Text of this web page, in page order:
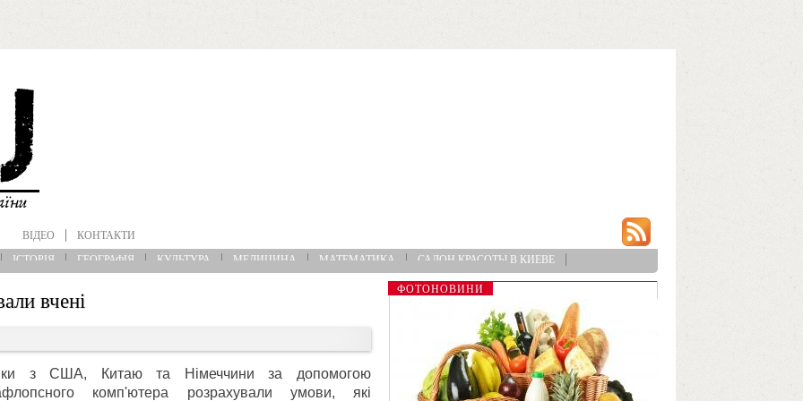
ІСТОРІЯ ГЕОГРАФІЯ КУЛЬТУРА МЕДИЦИНА МАТЕМАТИКА
САЛОН КРАСОТЫ В КИЕВЕ
ВІДЕО КОНТАКТИ
вчені
з США, Китаю та Німеччини за допомогою
комп'ютера розрахували умови, які
ФОТОНОВИНИ